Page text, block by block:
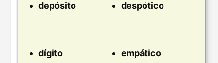
depósito despótico
dígito empático